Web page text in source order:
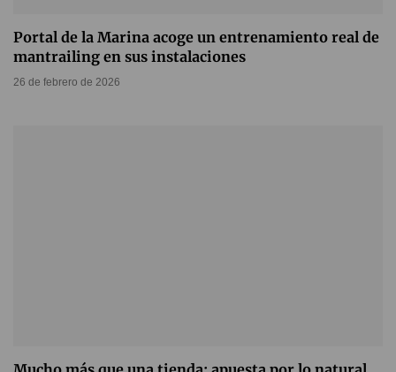
Portal de la Marina acoge un entrenamiento real de
mantrailing en sus instalaciones
26 de febrero de 2026